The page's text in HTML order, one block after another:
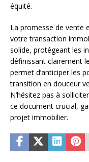
équité.
La promesse de vente
votre transaction
solide, protégeant les
définissant clairement
permet d’anticiper les
transition en douceur
N’hésitez pas à
ce document crucial,
projet immobilier.